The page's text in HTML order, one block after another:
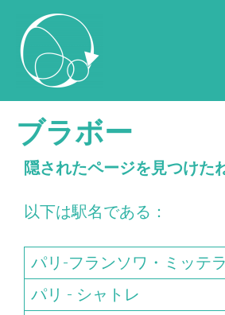
ブラボー
隠されたページを見つけた
以下は駅名である：
パリ-フランソワ・ミッテ
パリ - シャトレ